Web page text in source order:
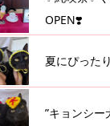
OPEN❣️
夏にぴった
”キョンシー